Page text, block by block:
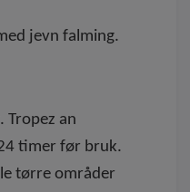
jevn falming.
Tropez an
timer før bruk.
tørre områder